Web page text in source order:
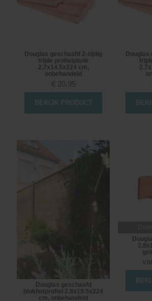
Douglas geschaafd 2-zijdig
triple profielplank
2.7x14.5x224 cm,
onbehandeld
€ 20,95
BEKIJK PRODUCT
Douglas
Douglas geschaafd
blokhutprofiel 2.8x19.5x224
cm, onbehandeld